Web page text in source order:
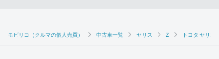
モビリコ（クルマの個人売買） 中古車一覧 ヤリス Z トヨタ ヤリ